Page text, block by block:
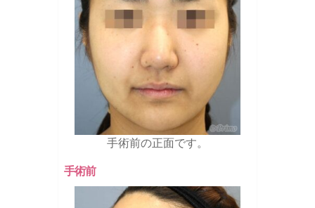
手術前の正面です。
手術前